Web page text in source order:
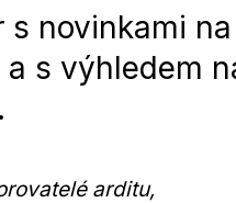
s novinkami
s výhledem
arditu,